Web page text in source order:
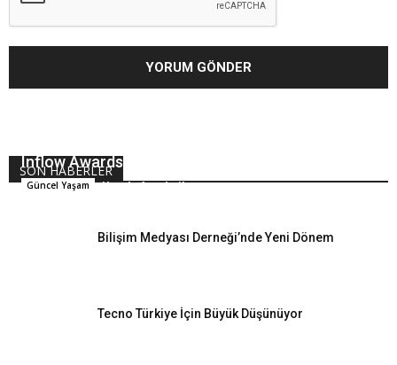
SON HABERLER
Inflow Awards 2018 Ödülleri Sahiplerini Buldu
Güncel Yaşam Hande Arpalıgil
Bilişim Medyası Derneği’nde Yeni Dönem
Tecno Türkiye İçin Büyük Düşünüyor